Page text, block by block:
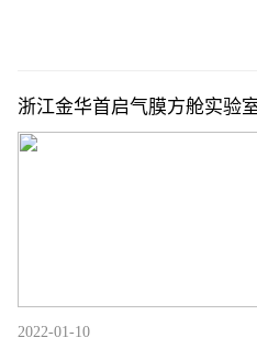
浙江金华首启气膜方舱实验
2022-01-10